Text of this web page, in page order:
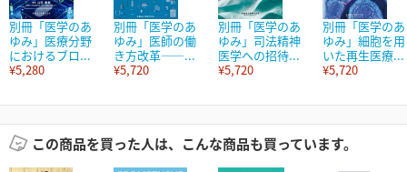
別冊「医学のあ
ゆみ」医療分野
におけるブロ...
¥5,280
別冊「医学のあ
ゆみ」医師の働
き方改革――...
¥5,720
別冊「医学のあ
ゆみ」司法精神
医学への招待...
¥5,720
別冊「医学のあ
ゆみ」細胞を用
いた再生医療...
¥5,720
この商品を買った人は、こんな商品も買っています。